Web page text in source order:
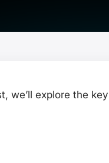
we’ll explore the